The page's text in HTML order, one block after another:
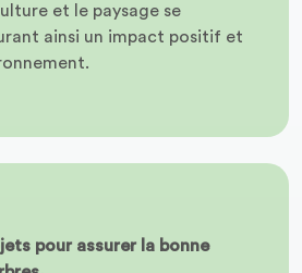
et le paysage se
ainsi un impact positif et
pour assurer la bonne